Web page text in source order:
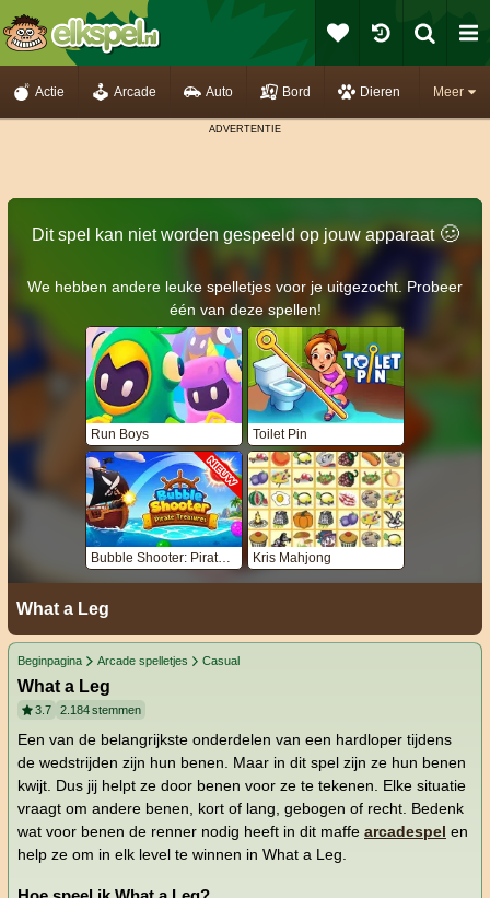
Meer
Actie Arcade Auto Bord Dieren
Dit spel kan niet worden gespeeld op jouw apparaat 🥴️
We hebben andere leuke spelletjes voor je uitgezocht. Probeer
één van deze spellen!
Run Boys Toilet Pin
Bubble Shooter: Pirate Treasures Kris Mahjong
What a Leg
Beginpagina Arcade spelletjes Casual
What a Leg
3.7 2.184stemmen
Een van de belangrijkste onderdelen van een hardloper tijdens
de wedstrijden zijn hun benen. Maar in dit spel zijn ze hun benen
kwijt. Dus jij helpt ze door benen voor ze te tekenen. Elke situatie
vraagt om andere benen, kort of lang, gebogen of recht. Bedenk
wat voor benen de renner nodig heeft in dit maffe arcadespel en
help ze om in elk level te winnen in What a Leg.